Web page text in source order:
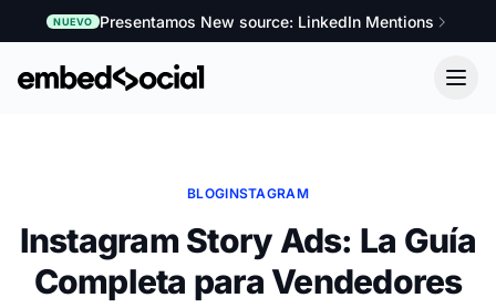
NUEVO Presentamos New source: LinkedIn Mentions
BLOGINSTAGRAM
Instagram Story Ads: La Guía
Completa para Vendedores